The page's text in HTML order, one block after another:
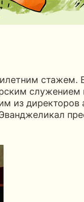
стажем.
из директоров